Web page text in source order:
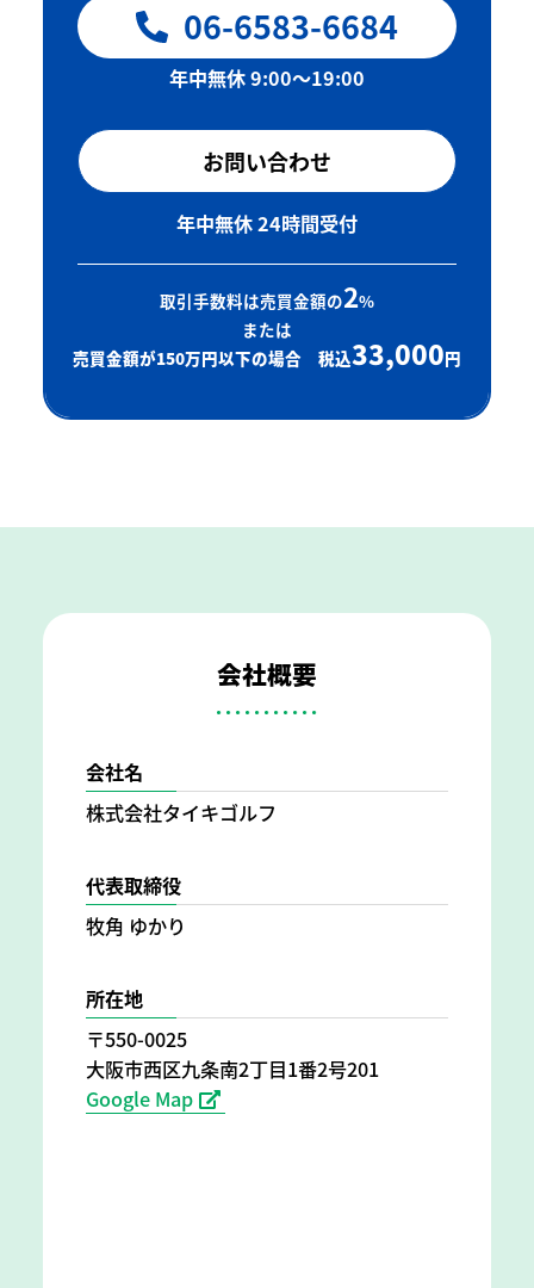
06-6583-6684
年中無休 9:00〜19:00
お問い合わせ
年中無休 24時間受付
取引手数料は売買金額の2%
または
売買金額が150万円以下の場合 税込33,000円
会社概要
会社名
株式会社タイキゴルフ
代表取締役
牧角 ゆかり
所在地
〒550-0025
大阪市西区九条南2丁目1番2号201
Google Map